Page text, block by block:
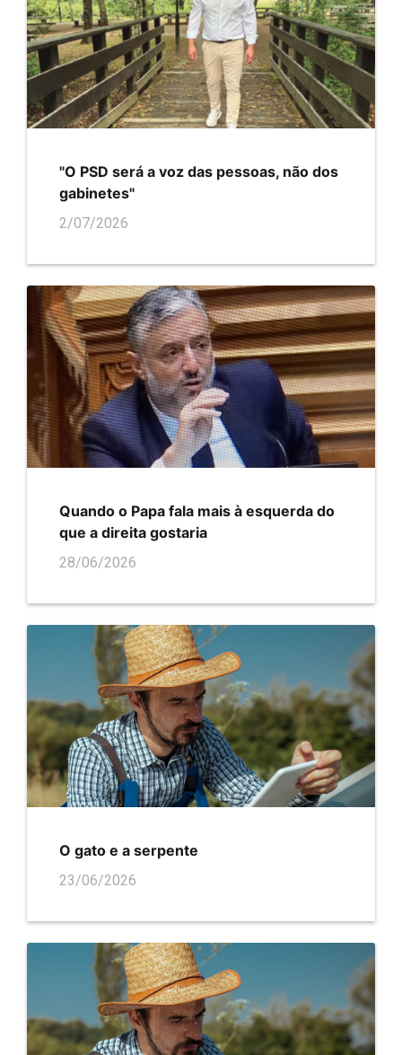
"O PSD será a voz das pessoas, não dos
gabinetes"
2/07/2026
Quando o Papa fala mais à esquerda do
que a direita gostaria
28/06/2026
O gato e a serpente
23/06/2026